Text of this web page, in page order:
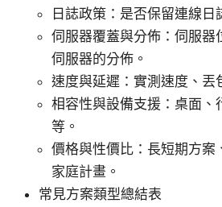
日誌政策：是否保留連線日
伺服器覆蓋與分佈：伺服器
伺服器的分佈。
速度與延遲：實測速度、丟
相容性與設備支援：桌面、
等。
價格與性價比：長短期方案
家庭計畫。
常見方案類型總結表